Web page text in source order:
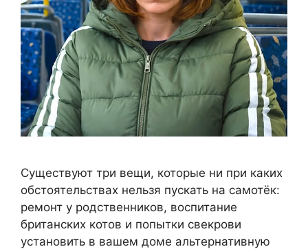
Существуют три вещи, которые ни при каких
обстоятельствах нельзя пускать на самотёк:
ремонт у родственников, воспитание
британских котов и попытки свекрови
установить в вашем доме альтернативную